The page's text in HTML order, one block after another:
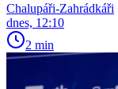
Chalupáři-Zahrádkáři
dnes, 12:10
2 min